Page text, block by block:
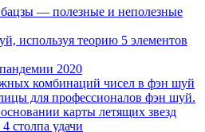
— полезные и неполезные
используя теорию 5 элементов
2020
комбинаций чисел в фэн шуй
для профессионалов фэн шуй.
карты летящих звезд
столпа удачи